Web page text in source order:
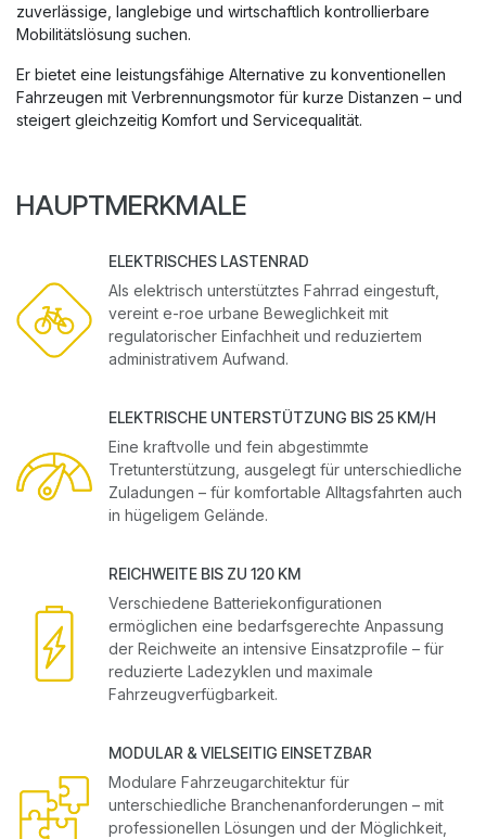
zuverlässige, langlebige und wirtschaftlich kontrollierbare
Mobilitätslösung suchen.
Er bietet eine leistungsfähige Alternative zu konventionellen
Fahrzeugen mit Verbrennungsmotor für kurze Distanzen – und
steigert gleichzeitig Komfort und Servicequalität.
HAUPTMERKMALE
ELEKTRISCHES LASTENRAD
Als elektrisch unterstütztes Fahrrad eingestuft,
vereint e-roe urbane Beweglichkeit mit
regulatorischer Einfachheit und reduziertem
administrativem Aufwand.
ELEKTRISCHE UNTERSTÜTZUNG BIS 25 KM/H
Eine kraftvolle und fein abgestimmte
Tretunterstützung, ausgelegt für unterschiedliche
Zuladungen – für komfortable Alltagsfahrten auch
in hügeligem Gelände.
REICHWEITE BIS ZU 120 KM
Verschiedene Batteriekonfigurationen
ermöglichen eine bedarfsgerechte Anpassung
der Reichweite an intensive Einsatzprofile – für
reduzierte Ladezyklen und maximale
Fahrzeugverfügbarkeit.
MODULAR & VIELSEITIG EINSETZBAR
Modulare Fahrzeugarchitektur für
unterschiedliche Branchenanforderungen – mit
professionellen Lösungen und der Möglichkeit,